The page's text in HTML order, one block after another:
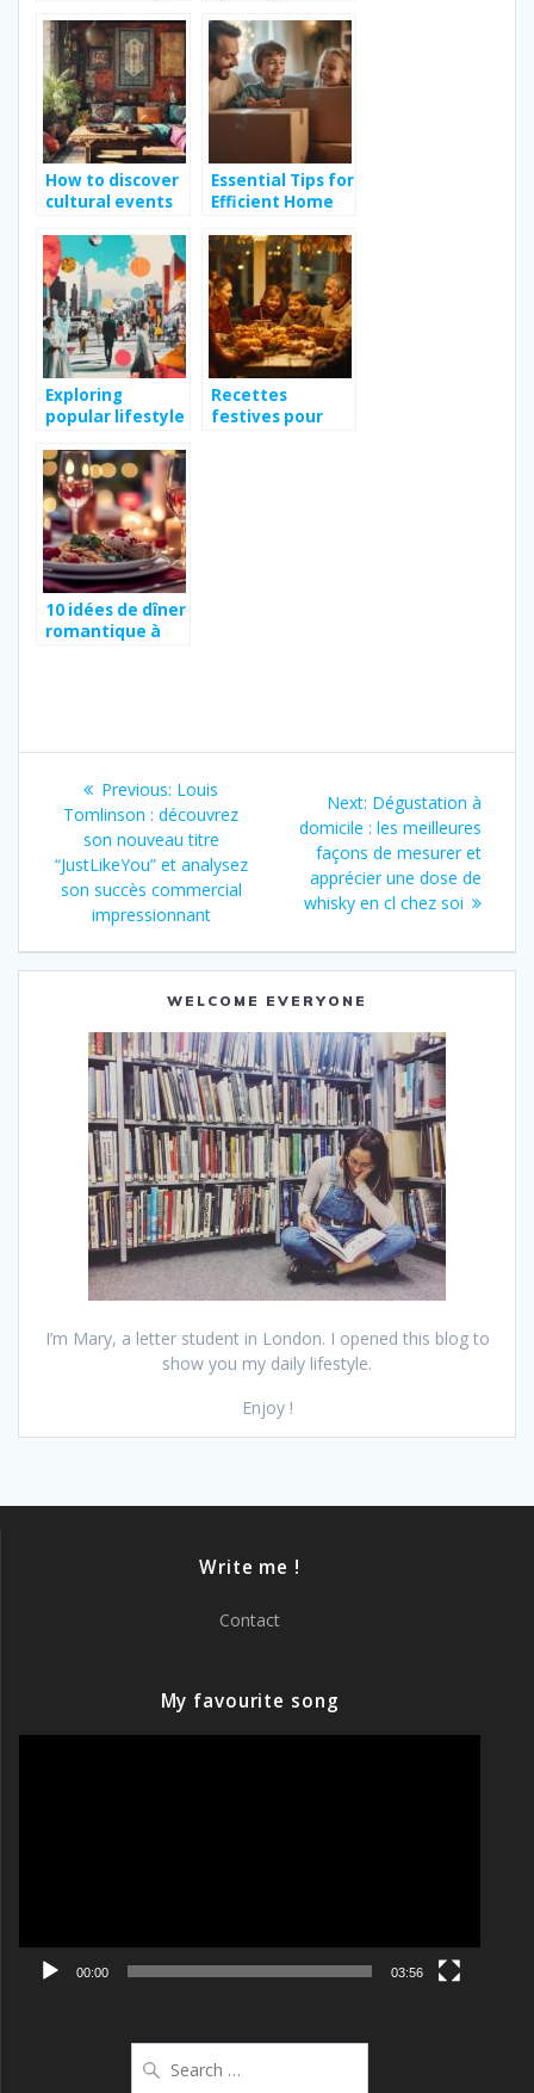
Craze
faire un soir de
pleine lune pour
révéler votre
chemin spirituel
?
How to discover
cultural events
your home
experience
Essential Tips for
Efficient Home
Budget
Exploring
popular lifestyle
modern society
Recettes
festives pour
10 idées de dîner
romantique à
Post
navigation
Previous: Previous
post:
Louis
Tomlinson : découvrez
son nouveau titre
“JustLikeYou” et analysez
son succès commercial
impressionnant
Next: Next
post:
Dégustation à
domicile : les meilleures
façons de mesurer et
apprécier une dose de
whisky en cl chez soi
WELCOME EVERYONE
I’m Mary, a letter student in London. I opened this blog to
show you my daily lifestyle.
Enjoy !
Write me !
Contact
My favourite song
00:00 03:56
for: